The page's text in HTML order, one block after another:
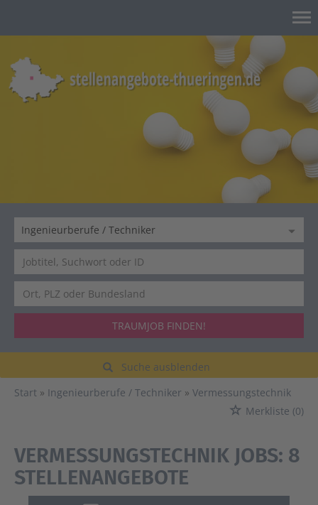
TRAUMJOB FINDEN!
Suche ausblenden
Start
Ingenieurberufe / Techniker
Vermessungstechnik
Merkliste (0)
VERMESSUNGSTECHNIK JOBS: 8
STELLENANGEBOTE